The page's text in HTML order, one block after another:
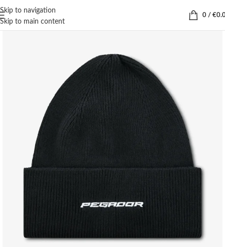
Skip to navigation
Skip to main content
0 / €